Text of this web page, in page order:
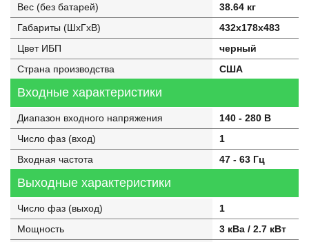
Вес (без батарей)
38.64 кг
Габариты (ШхГхВ)
432x178x483
Цвет ИБП
черный
Страна производства
США
Входные характеристики
Диапазон входного напряжения
140 - 280 В
Число фаз (вход)
1
Входная частота
47 - 63 Гц
Выходные характеристики
Число фаз (выход)
1
Мощность
3 кВа / 2.7 кВт